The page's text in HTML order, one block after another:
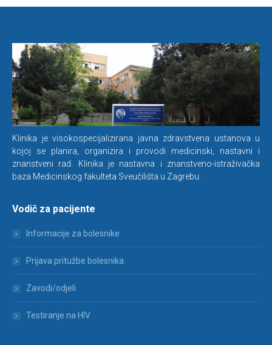
Klinika je visokospecijalizirana javna zdravstvena ustanova u
kojoj se planira, organizira i provodi medicinski, nastavni i
znanstveni rad. Klinika je nastavna i znanstveno-istraživačka
baza Medicinskog fakulteta Sveučilišta u Zagrebu.
Vodič za pacijente
Informacije za bolesnike
Prijava pritužbe bolesnika
Zavodi/odjeli
Testiranje na HIV